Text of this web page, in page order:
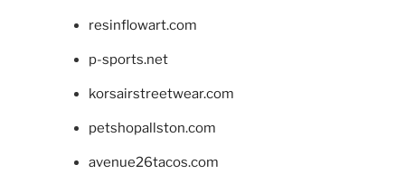
resinflowart.com
p-sports.net
korsairstreetwear.com
petshopallston.com
avenue26tacos.com